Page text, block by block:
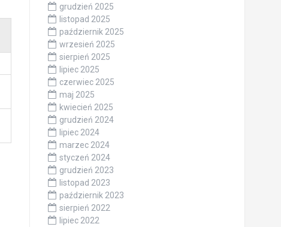
grudzień 2025
listopad 2025
październik 2025
wrzesień 2025
sierpień 2025
lipiec 2025
czerwiec 2025
maj 2025
kwiecień 2025
grudzień 2024
lipiec 2024
marzec 2024
styczeń 2024
grudzień 2023
listopad 2023
październik 2023
sierpień 2022
lipiec 2022